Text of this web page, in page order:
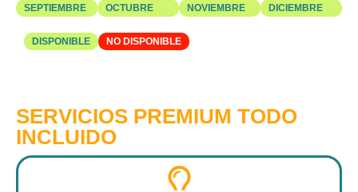
SEPTIEMBRE
OCTUBRE NOVIEMBRE DICIEMBRE
DISPONIBLE NO DISPONIBLE
SERVICIOS PREMIUM TODO
INCLUIDO